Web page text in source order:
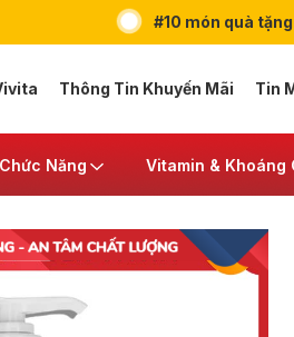
#10 món quà
Thông Tin Khuyến Mãi Tin
Năng Vitamin & Khoáng